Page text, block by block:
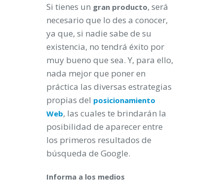
Si tienes un gran producto, será
necesario que lo des a conocer,
ya que, si nadie sabe de su
existencia, no tendrá éxito por
muy bueno que sea. Y, para ello,
nada mejor que poner en
práctica las diversas estrategias
propias del posicionamiento
Web, las cuales te brindarán la
posibilidad de aparecer entre
los primeros resultados de
búsqueda de Google.
Informa a los medios